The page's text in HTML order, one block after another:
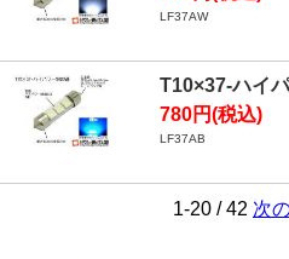
LF37AW
T10×37-ハイ
780円(税込)
LF37AB
1-20 / 42 次